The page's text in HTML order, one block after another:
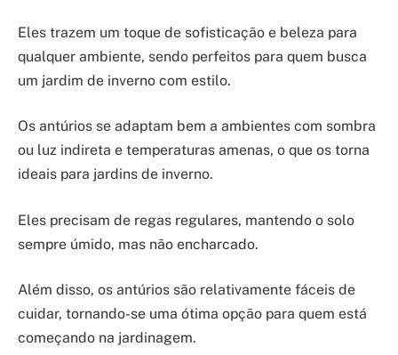
Eles trazem um toque de sofisticação e beleza para
qualquer ambiente, sendo perfeitos para quem busca
um jardim de inverno com estilo.
Os antúrios se adaptam bem a ambientes com sombra
ou luz indireta e temperaturas amenas, o que os torna
ideais para jardins de inverno.
Eles precisam de regas regulares, mantendo o solo
sempre úmido, mas não encharcado.
Além disso, os antúrios são relativamente fáceis de
cuidar, tornando-se uma ótima opção para quem está
começando na jardinagem.